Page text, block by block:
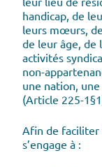
handicap, de
leurs mœurs,
de leur âge, de
activités
non-
une nation,
(Article 225-
Afin de faciliter
s’engage à :